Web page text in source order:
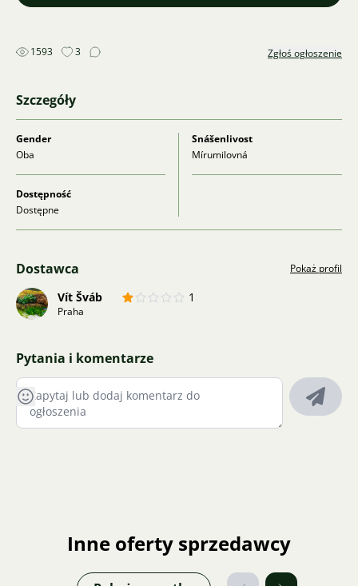
1593 3 Zgłoś ogłoszenie
Szczegóły
Gender
Oba
Snášenlivost
Mírumilovná
Dostępność
Dostępne
Dostawca Pokaż profil
Vít Šváb 1
Praha
Pytania i komentarze
Inne oferty sprzedawcy